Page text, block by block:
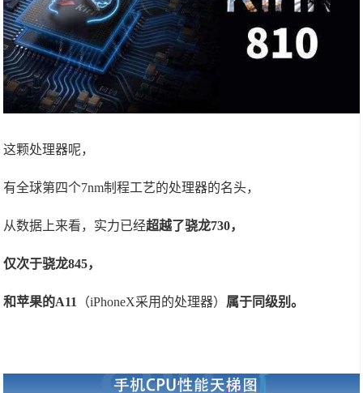
这颗处理器呢，
有全球第四个7nm制程工艺的处理器的名头，
从数据上来看，实力已经超越了骁龙730，
仅次于骁龙845，
和苹果的A11 （iPhoneX采用的处理器） 属于同级别。